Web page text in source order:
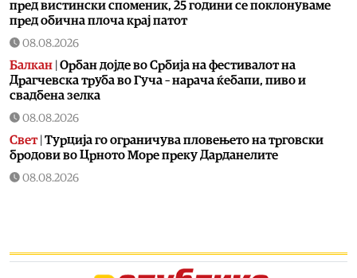
пред вистински споменик, 25 години се поклонуваме
пред обична плоча крај патот
08.08.2026
Балкан Орбан дојде во Србија на фестивалот на
Драгчевска труба во Гуча – нарача ќебапи, пиво и
свадбена зелка
08.08.2026
Свет| Турција го ограничува пловењето на трговски
бродови во Црното Море преку Дарданелите
08.08.2026
08.08.2026
Повеќе од 178.000 мигранти во последните